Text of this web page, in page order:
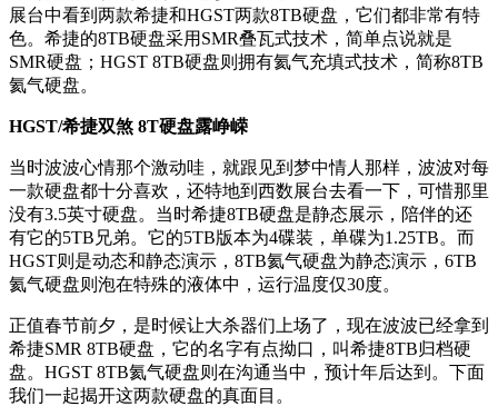
展台中看到两款希捷和HGST两款8TB硬盘，它们都非常有特
色。希捷的8TB硬盘采用SMR叠瓦式技术，简单点说就是
SMR硬盘；HGST 8TB硬盘则拥有氦气充填式技术，简称8TB
氦气硬盘。
HGST/希捷双煞 8T硬盘露峥嵘
当时波波心情那个激动哇，就跟见到梦中情人那样，波波对每
一款硬盘都十分喜欢，还特地到西数展台去看一下，可惜那里
没有3.5英寸硬盘。当时希捷8TB硬盘是静态展示，陪伴的还
有它的5TB兄弟。它的5TB版本为4碟装，单碟为1.25TB。而
HGST则是动态和静态演示，8TB氦气硬盘为静态演示，6TB
氦气硬盘则泡在特殊的液体中，运行温度仅30度。
正值春节前夕，是时候让大杀器们上场了，现在波波已经拿到
希捷SMR 8TB硬盘，它的名字有点拗口，叫希捷8TB归档硬
盘。HGST 8TB氦气硬盘则在沟通当中，预计年后达到。下面
我们一起揭开这两款硬盘的真面目。